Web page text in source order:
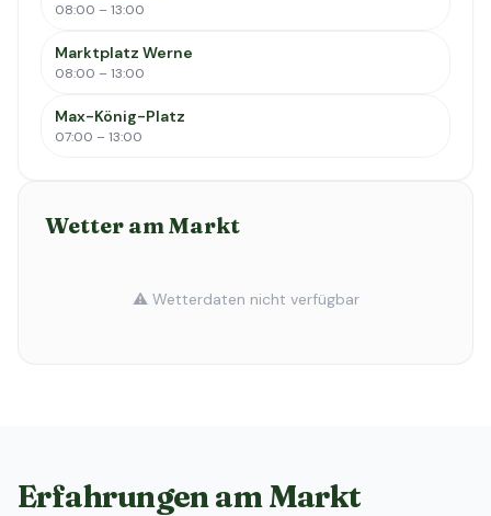
08:00 – 13:00
Marktplatz Werne
08:00 – 13:00
Max-König-Platz
07:00 – 13:00
Wetter am Markt
⚠️ Wetterdaten nicht verfügbar
Erfahrungen am Markt